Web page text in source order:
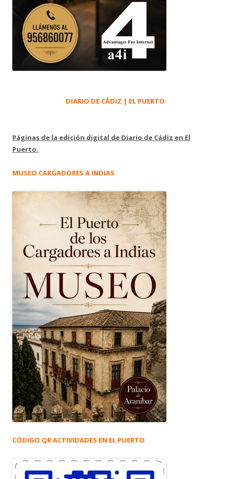
DIARIO DE CÁDIZ | EL PUERTO
Páginas de la edición digital de Diario de Cádiz en El
Puerto.
MUSEO CARGADORES A INDIAS
CÓDIGO QR ACTIVIDADES EN EL PUERTO